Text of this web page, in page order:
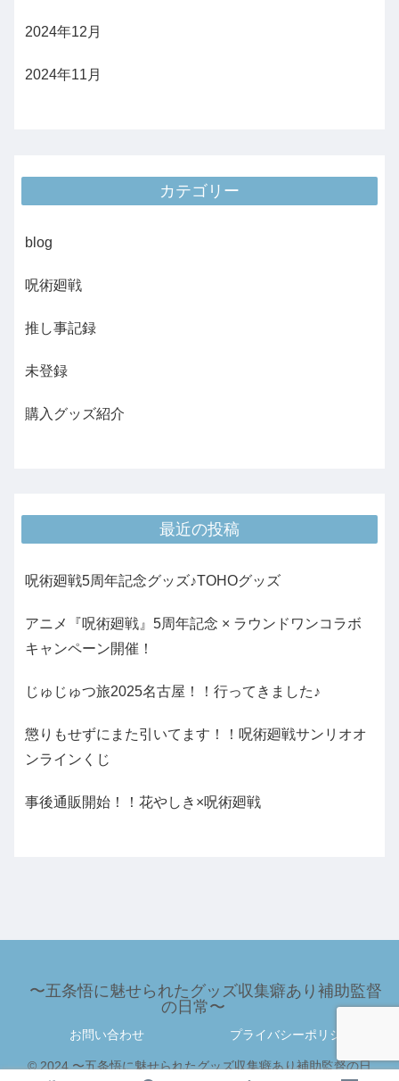
2024年12月
2024年11月
カテゴリー
blog
呪術廻戦
推し事記録
未登録
購入グッズ紹介
最近の投稿
呪術廻戦5周年記念グッズ♪TOHOグッズ
アニメ『呪術廻戦』5周年記念 × ラウンドワンコラボ
キャンペーン開催！
じゅじゅつ旅2025名古屋！！行ってきました♪
懲りもせずにまた引いてます！！呪術廻戦サンリオオ
ンラインくじ
事後通販開始！！花やしき×呪術廻戦
〜五条悟に魅せられたグッズ収集癖あり補助監督
の日常〜
お問い合わせ プライバシーポリシー
© 2024 〜五条悟に魅せられたグッズ収集癖あり補助監督の日